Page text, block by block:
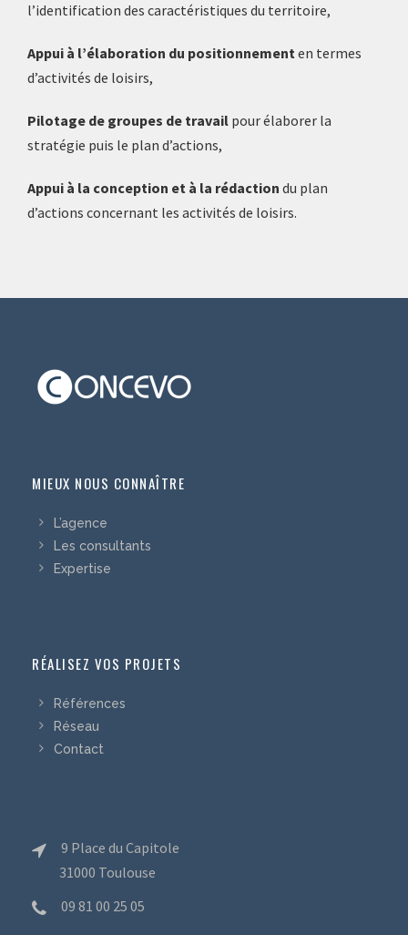
l’identification des caractéristiques du territoire,
Appui à l’élaboration du positionnementen termes
d’activités de loisirs,
Pilotage de groupes de travail pour élaborer la
stratégie puis le plan d’actions,
Appui à la conception et à la rédaction du plan
d’actions concernant les activités de loisirs.
MIEUX NOUS CONNAÎTRE
L’agence
Les consultants
Expertise
RÉALISEZ VOS PROJETS
Références
Réseau
Contact
9 Place du Capitole
31000 Toulouse
09 81 00 25 05